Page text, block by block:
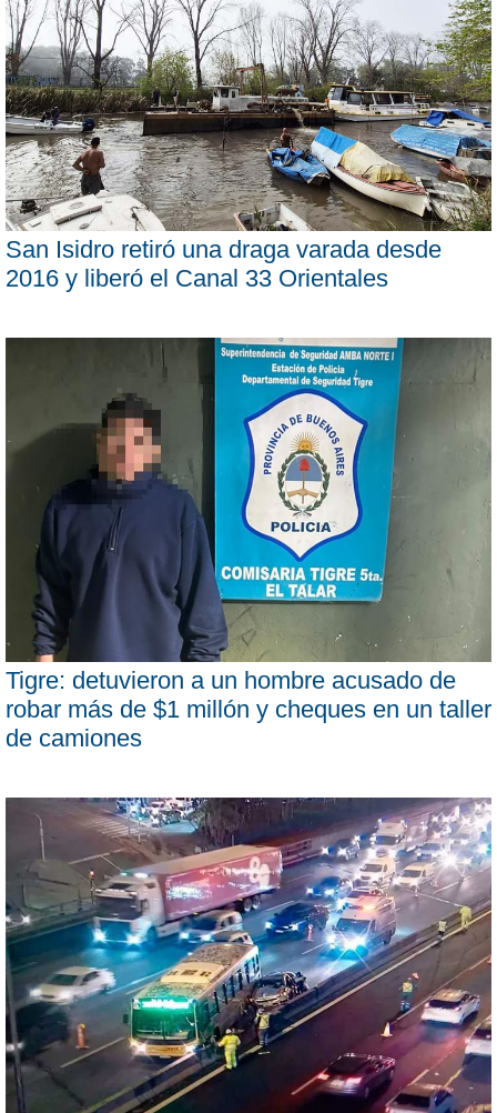
San Isidro retiró una draga varada desde
2016 y liberó el Canal 33 Orientales
Tigre: detuvieron a un hombre acusado de
robar más de $1 millón y cheques en un taller
de camiones